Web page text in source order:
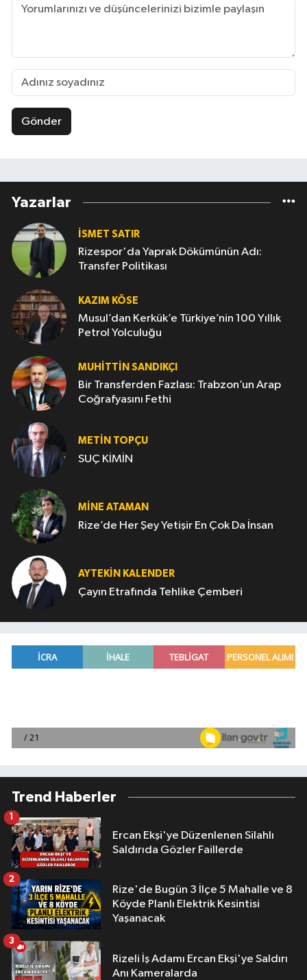
Gönder
Yazarlar
İSMET SATIR
Rizespor'da Yaprak Dökümünün Adı:
Transfer Politikası
KAZIM KÖSE
Musul’dan Kerkük’e Türkiye’nin 100 Yıllık
Petrol Yolculuğu
MUHITTIN SANDIKÇI
Bir Transferden Fazlası: Trabzon’un Arap
Coğrafyasını Fethi
METIN TOPÇU
SUÇ KİMİN
MINE ATAMAN
Rize’de Her Şey Yetişir En Çok Da İnsan
AYTEKIN KALENDER
Çayın Etrafında Tehlike Çemberi
Trend Haberler
Ercan Ekşi'ye Düzenlenen Silahlı
Saldırıda Gözler Faillerde
1
Rize'de Bugün 3 İlçe 5 Mahalle ve 8
Köyde Planlı Elektrik Kesintisi
Yaşanacak
2
Rizeli İş Adamı Ercan Ekşi'ye Saldırı
Anı Kameralarda
3